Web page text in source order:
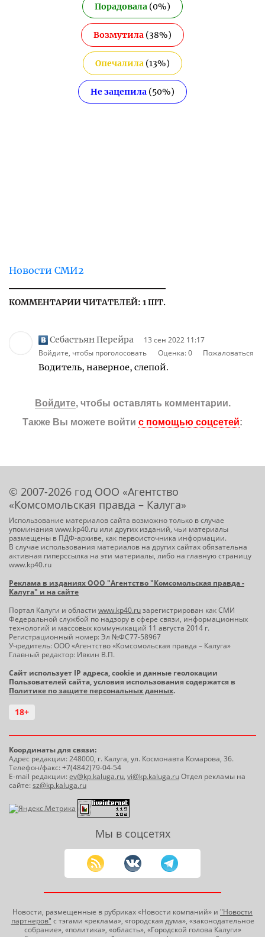
Порадовала (0%)
Возмутила (38%)
Опечалила (13%)
Не зацепила (50%)
Новости СМИ2
КОММЕНТАРИИ ЧИТАТЕЛЕЙ: 1 ШТ.
Себастьян Перейра
13 сен 2022 11:17
Войдите, чтобы проголосовать
Оценка:0 Пожаловаться
Водитель, наверное, слепой.
Войдите, чтобы оставлять комментарии.
Также Вы можете войти с помощью соцсетей:
© 2007-2026 год ООО «Агентство
«Комсомольская правда – Калуга»
Использование материалов сайта возможно только в случае
упоминания www.kp40.ru или других изданий, чьи материалы
размещены в ПДФ-архиве, как первоисточника информации.
В случае использования материалов на других сайтах обязательна
активная гиперссылка на эти материалы, либо на главную страницу
www.kp40.ru
Реклама в изданиях ООО "Агентство "Комсомольская правда -
Калуга" и на сайте
Портал Калуги и области www.kp40.ruзарегистрирован как СМИ
Федеральной службой по надзору в сфере связи, информационных
технологий и массовых коммуникаций 11 августа 2014 г.
Регистрационный номер: Эл №ФС77-58967
Учредитель: ООО «Агентство «Комсомольская правда – Калуга»
Главный редактор: Ивкин В.П.
Сайт использует IP адреса, cookie и данные геолокации
Пользователей сайта, условия использования содержатся в
Политике по защите персональных данных.
18+
Координаты для связи:
Адрес редакции: 248000, г. Калуга, ул. Космонавта Комарова, 36.
Телефон/факс: +7(4842)79-04-54
E-mail редакции:ev@kp.kaluga.ru, vi@kp.kaluga.ruОтдел рекламы на
сайте:sz@kp.kaluga.ru
Мы в соцсетях
Новости, размещенные в рубриках «Новости компаний» и "Новости
партнеров" с тэгами «реклама», «городская дума», «законодательное
собрание», «политика», «область», «Городской голова Калуги»